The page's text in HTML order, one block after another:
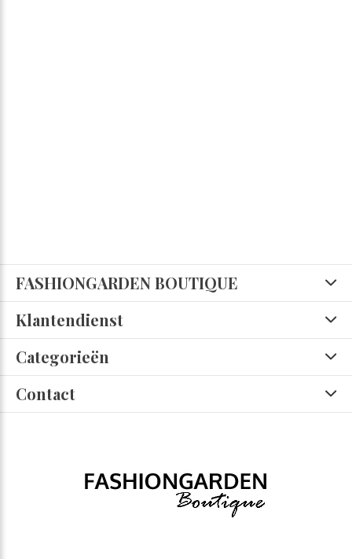
FASHIONGARDEN BOUTIQUE
Klantendienst
Categorieën
Contact